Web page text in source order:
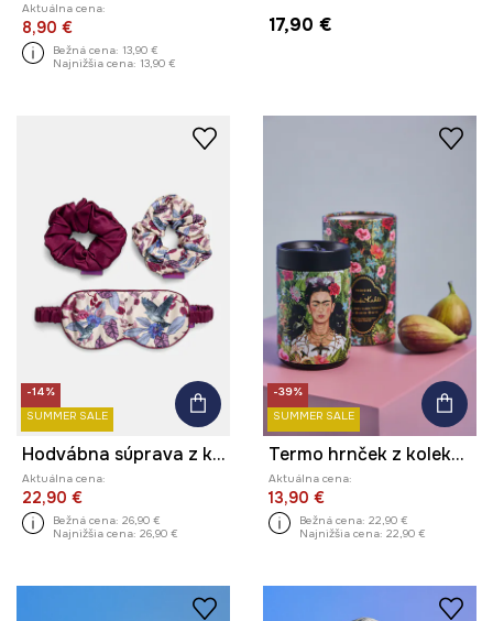
Aktuálna cena:
8,90 €
Bežná cena: 13,90 €
Najnižšia cena: 13,90 €
17,90 €
-14%
SUMMER SALE
Hodvábna súprava z kolekcie Ilona Tambor x Medicine
Aktuálna cena:
22,90 €
Bežná cena: 26,90 €
Najnižšia cena: 26,90 €
-39%
SUMMER SALE
Termo hrnček z kolekcie Frida
Aktuálna cena:
13,90 €
Bežná cena: 22,90 €
Najnižšia cena: 22,90 €